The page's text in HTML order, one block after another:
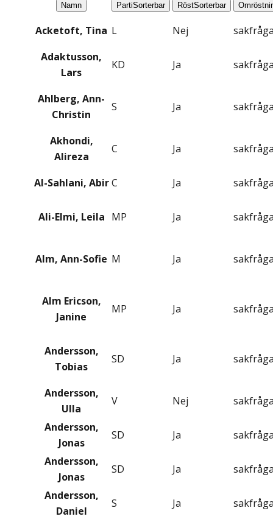
Namn PartiSorterbar RöstSorterbar
Acketoft, Tina L Nej
Adaktusson,
Lars
KD Ja
Ahlberg, Ann-
Christin
S Ja
Akhondi,
Alireza
C Ja
Al-Sahlani, Abir C Ja
Ali-Elmi, Leila MP Ja
Alm, Ann-Sofie M Ja
Alm Ericson,
Janine
MP Ja
Andersson,
Tobias
SD Ja
Andersson,
Ulla
V Nej
Andersson,
Jonas
SD Ja
Andersson,
Jonas
SD Ja
Andersson,
Daniel
S Ja